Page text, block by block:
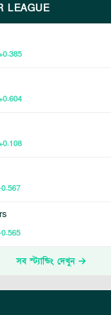
LEAGUE
সব স্ট্যান্ডিং দেখুন